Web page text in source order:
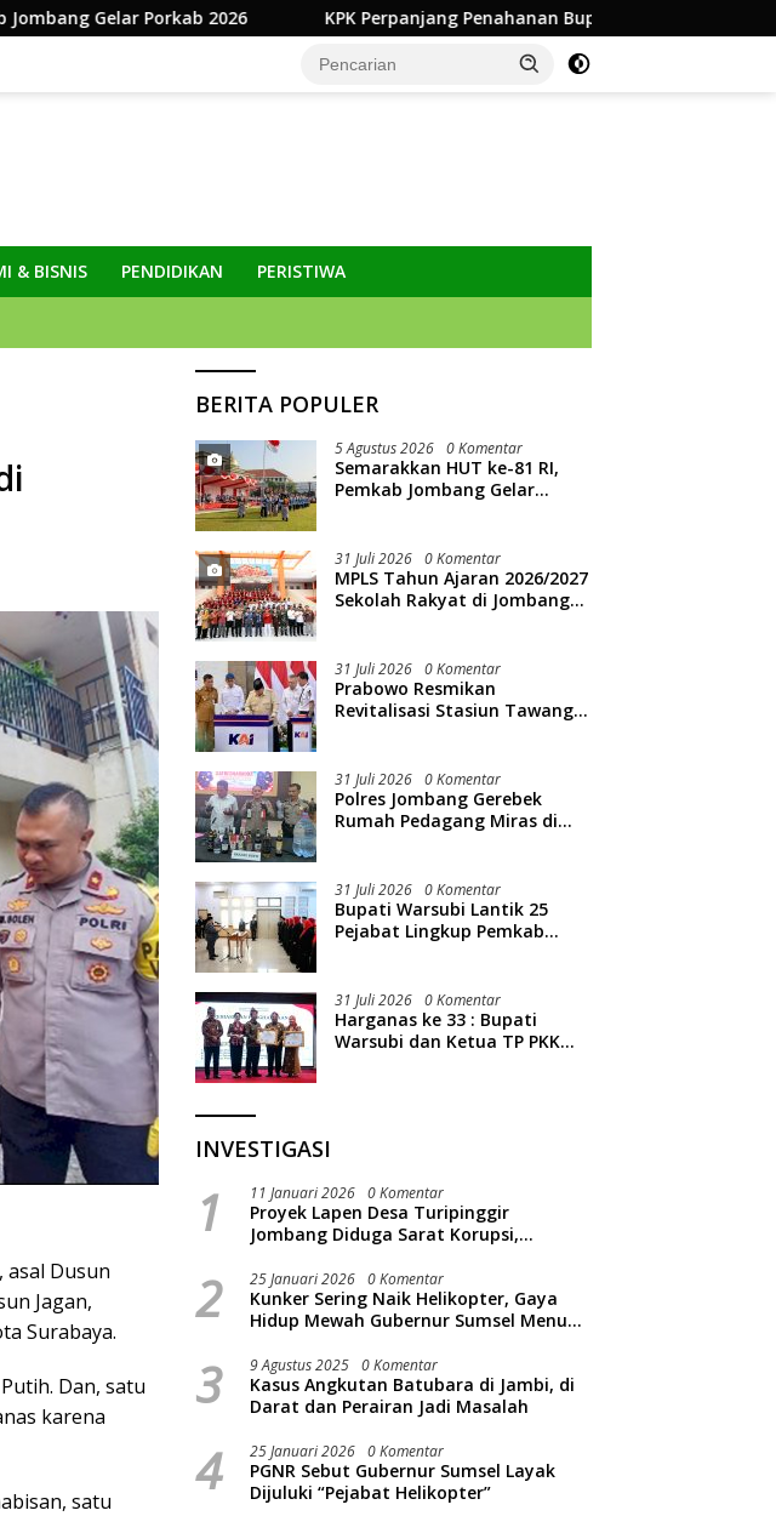
2026 KPK Perpanjang Penahanan Bupati Muara Enim Edison 30 Hari
& BISNIS PENDIDIKAN PERISTIWA
asal Dusun
Jagan,
Surabaya.
Dan, satu
karena
satu
BERITA POPULER
5 Agustus 2026 0 Komentar
Semarakkan HUT ke-81 RI,
Pemkab Jombang Gelar
31 Juli 2026 0 Komentar
MPLS Tahun Ajaran 2026/2027
Sekolah Rakyat di Jombang
31 Juli 2026 0 Komentar
Prabowo Resmikan
Revitalisasi Stasiun Tawang
31 Juli 2026 0 Komentar
Polres Jombang Gerebek
Rumah Pedagang Miras di
31 Juli 2026 0 Komentar
Bupati Warsubi Lantik 25
Pejabat Lingkup Pemkab
31 Juli 2026 0 Komentar
Harganas ke 33 : Bupati
Warsubi dan Ketua TP PKK
INVESTIGASI
1 11 Januari 2026 0 Komentar
Proyek Lapen Desa Turipinggir
Jombang Diduga Sarat Korupsi,
2 25 Januari 2026 0 Komentar
Kunker Sering Naik Helikopter, Gaya
Hidup Mewah Gubernur Sumsel Menuai
3 9 Agustus 2025 0 Komentar
Kasus Angkutan Batubara di Jambi, di
Darat dan Perairan Jadi Masalah
4 25 Januari 2026 0 Komentar
PGNR Sebut Gubernur Sumsel Layak
Dijuluki “Pejabat Helikopter”